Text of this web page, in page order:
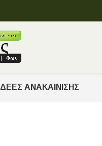
ΙΔΈΕΣ ΑΝΑΚΑΊΝΙΣΗΣ